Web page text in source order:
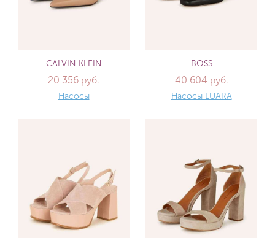
CALVIN KLEIN
20 356 руб.
Насосы
BOSS
40 604 руб.
Насосы LUARA